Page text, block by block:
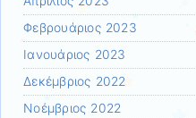
Φεβρουάριος 2023
Ιανουάριος 2023
Δεκέμβριος 2022
Νοέμβριος 2022